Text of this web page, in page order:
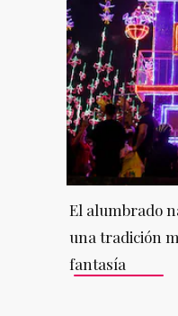
El alumbrado
una tradición
fantasía